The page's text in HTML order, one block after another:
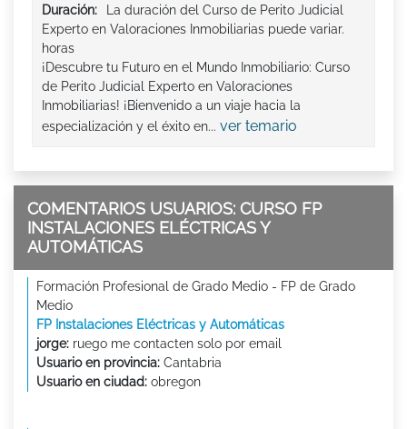
Duración:
La duración del Curso de Perito Judicial
Experto en Valoraciones Inmobiliarias puede variar.
horas
¡Descubre tu Futuro en el Mundo Inmobiliario: Curso
de Perito Judicial Experto en Valoraciones
Inmobiliarias! ¡Bienvenido a un viaje hacia la
especialización y el éxito en... ver temario
COMENTARIOS USUARIOS: CURSO FP
INSTALACIONES ELÉCTRICAS Y
AUTOMÁTICAS
Formación Profesional de Grado Medio - FP de Grado
Medio
FP Instalaciones Eléctricas y Automáticas
jorge: ruego me contacten solo por email
Usuario en provincia: Cantabria
Usuario en ciudad: obregon